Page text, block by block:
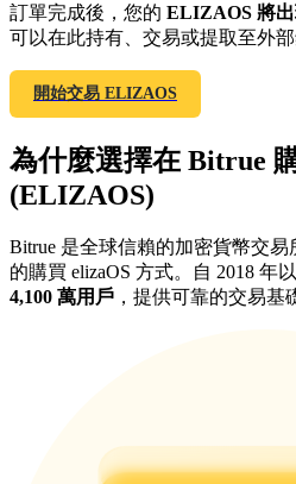
最高達65%佣金！
邀请好友
邀請朋友獲得現金獎勵
訂單完成後，您的 ELIZAOS 將
可以在此持有、交易或提取至外部
開始交易 ELIZAOS
為什麼選擇在 Bitrue
(ELIZAOS)
Bitrue 是全球信賴的加密貨幣交
的購買 elizaOS 方式。自 2018 年
4,100 萬用戶 ，提供可靠的交易基